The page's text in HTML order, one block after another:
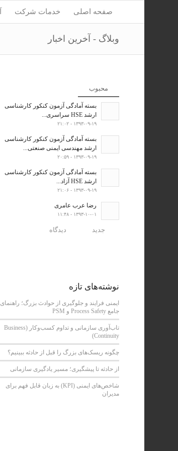
صفحه اصلی خدمات شرکت
وبلاگ - آخرین اخبار
محبوب
بسته آمادگی آزمون کنکور کارشناسی
ارشد HSE سراسری...
۱۳۹۳-۰۹-۱۹ - ۲۱:۰۲
بسته آمادگی آزمون کنکور کارشناسی
ارشد مهندسی ایمنی صنعتی...
۱۳۹۳-۰۹-۱۹ - ۲۰:۵۹
بسته آمادگی آزمون کنکور کارشناسی
ارشد HSE آزاد...
۱۳۹۳-۰۹-۱۹ - ۲۱:۰۶
رضا عرب عامری
۱۳۹۳-۱۰-۰۱ - ۱۱:۴۸
جدید دیدگاه
نوشته‌های تازه
ایمنی فرایند و جلوگیری از حوادث بزرگ؛ راهنمای
جامع Process Safety و PSM
تاب‌آوری سازمانی و تداوم کسب‌وکار (Business
Continuity)
چگونه ریسک‌های بزرگ را قبل از حادثه ببینیم؟
از حادثه تا پیشگیری؛ مسیر یادگیری سازمانی
شاخص‌های ایمنی (KPI) به زبان قابل فهم برای
مدیران